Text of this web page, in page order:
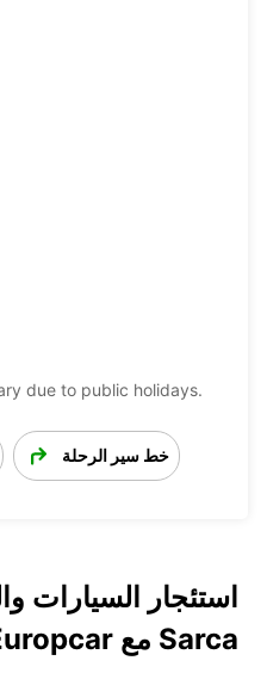
due to public holidays.
خط سير الرحلة
Sarca مع Europcar